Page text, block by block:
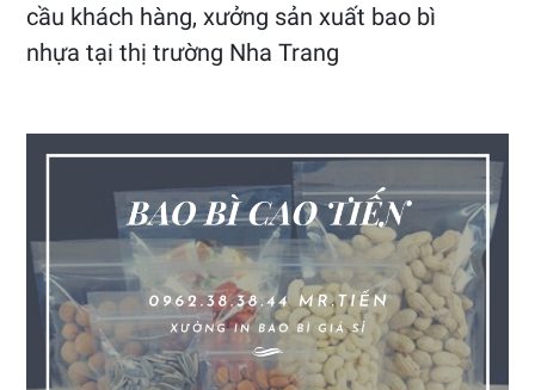
cầu khách hàng, xưởng sản xuất bao bì
nhựa tại thị trường Nha Trang